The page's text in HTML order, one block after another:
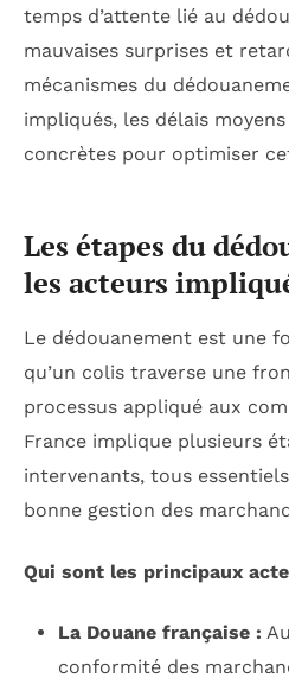
temps d’attente lié au
mauvaises surprises et
mécanismes du
impliqués, les délais
concrètes pour optimiser
Les étapes du
les acteurs
Le dédouanement est une
qu’un colis traverse une
processus appliqué aux
France implique plusieurs
intervenants, tous
bonne gestion des
Qui sont les principaux
La Douane française :
conformité des